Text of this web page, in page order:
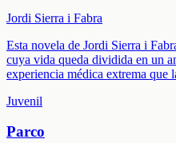
Jordi Sierra i Fabra
Esta novela de Jordi Sierra i
cuya vida queda dividida en un
experiencia médica extrema que
Juvenil
Parco